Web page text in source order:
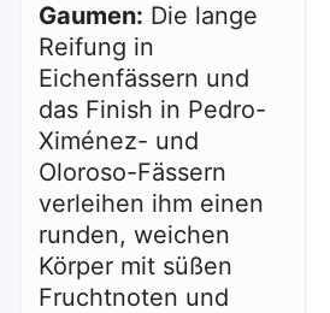
Gaumen: Die lange
Reifung in
Eichenfässern und
das Finish in Pedro-
Ximénez- und
Oloroso-Fässern
verleihen ihm einen
runden, weichen
Körper mit süßen
Fruchtnoten und